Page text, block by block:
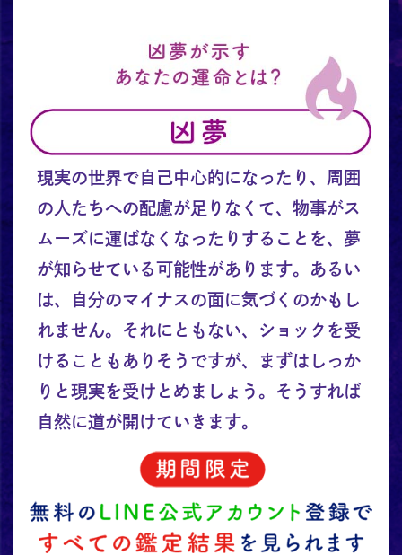
現実の世界で自己中心的になったり、周囲
の人たちへの配慮が足りなくて、物事がス
ムーズに運ばなくなったりすることを、夢
が知らせている可能性があります。あるい
は、自分のマイナスの面に気づくのかもし
れません。それにともない、ショックを受
けることもありそうですが、まずはしっか
りと現実を受けとめましょう。そうすれば
自然に道が開けていきます。